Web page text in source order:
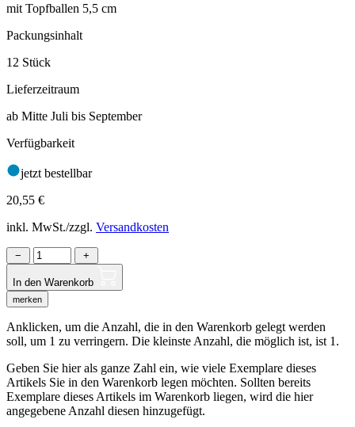
mit Topfballen 5,5 cm
Packungsinhalt
12 Stück
Lieferzeitraum
ab Mitte Juli bis September
Verfügbarkeit
jetzt bestellbar
20,55 €
inkl. MwSt./zzgl. Versandkosten
− +
In den Warenkorb
merken
Anklicken, um die Anzahl, die in den Warenkorb gelegt werden
soll, um 1 zu verringern. Die kleinste Anzahl, die möglich ist, ist 1.
Geben Sie hier als ganze Zahl ein, wie viele Exemplare dieses
Artikels Sie in den Warenkorb legen möchten. Sollten bereits
Exemplare dieses Artikels im Warenkorb liegen, wird die hier
angegebene Anzahl diesen hinzugefügt.